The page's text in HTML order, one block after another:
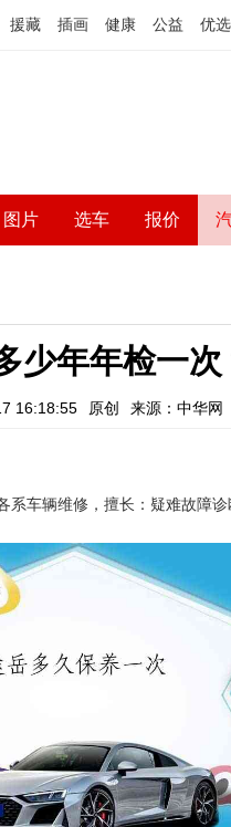
援藏 插画 健康 公益 优选
图片 选车 报价
少年年检一次
16:18:55 原创 来源：中华网